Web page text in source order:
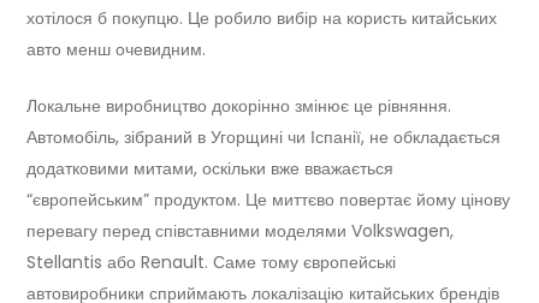
хотілося б покупцю. Це робило вибір на користь китайських
авто менш очевидним.
Локальне виробництво докорінно змінює це рівняння.
Автомобіль, зібраний в Угорщині чи Іспанії, не обкладається
додатковими митами, оскільки вже вважається
“європейським” продуктом. Це миттєво повертає йому цінову
перевагу перед співставними моделями Volkswagen,
Stellantis або Renault. Саме тому європейські
автовиробники сприймають локалізацію китайських брендів